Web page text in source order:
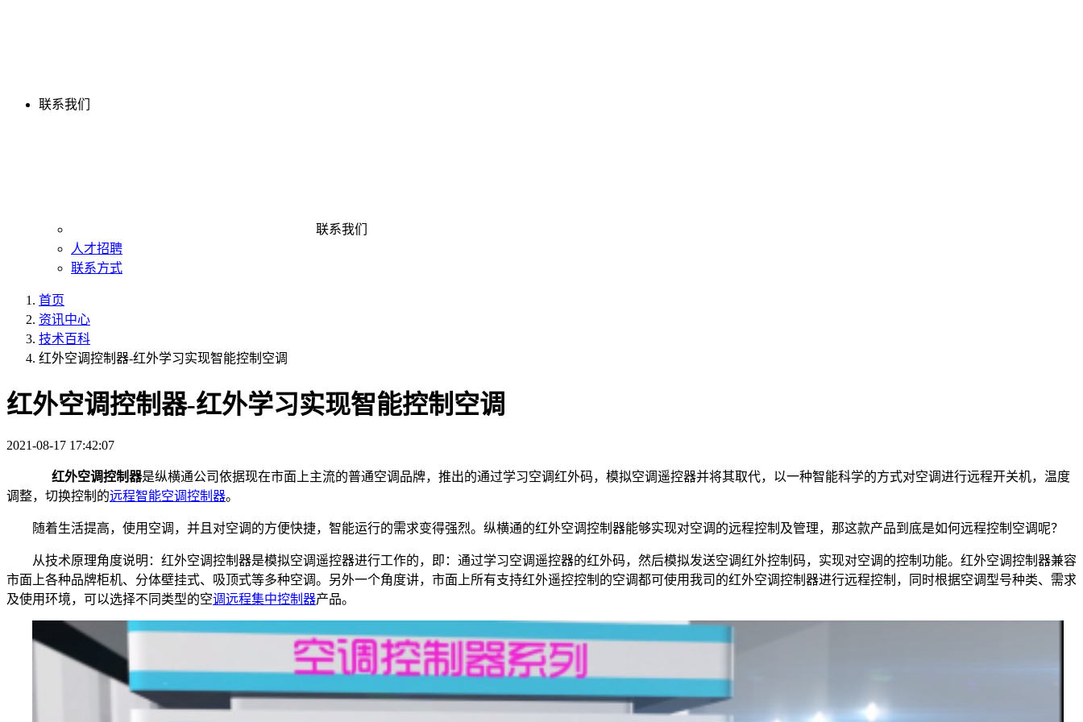
联系我们
联系我们
人才招聘
联系方式
首页
资讯中心
技术百科
红外空调控制器-红外学习实现智能控制空调
红外空调控制器-红外学习实现智能控制空调
2021-08-17 17:42:07
红外空调控制器是纵横通公司依据现在市面上主流的普通空调品牌，推出的通过学习空调红外码，模拟空调遥控器并将其取代，以一种智能科学的方式对空调进行远程开关机，温度
调整，切换控制的远程智能空调控制器。
随着生活提高，使用空调，并且对空调的方便快捷，智能运行的需求变得强烈。纵横通的红外空调控制器能够实现对空调的远程控制及管理，那这款产品到底是如何远程控制空调呢？
从技术原理角度说明：红外空调控制器是模拟空调遥控器进行工作的，即：通过学习空调遥控器的红外码，然后模拟发送空调红外控制码，实现对空调的控制功能。红外空调控制器兼容
市面上各种品牌柜机、分体壁挂式、吸顶式等多种空调。另外一个角度讲，市面上所有支持红外遥控控制的空调都可使用我司的红外空调控制器进行远程控制，同时根据空调型号种类、需求
及使用环境，可以选择不同类型的空调远程集中控制器产品。